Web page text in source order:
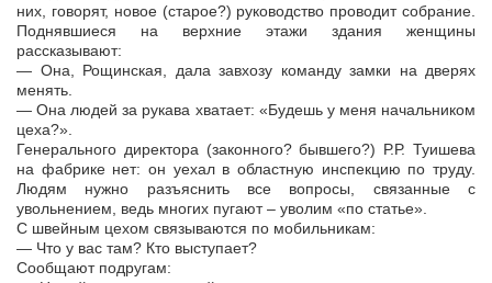
них, говорят, новое (старое?) руководство проводит собрание.
Поднявшиеся на верхние этажи здания женщины
рассказывают:
— Она, Рощинская, дала завхозу команду замки на дверях
менять.
— Она людей за рукава хватает: «Будешь у меня начальником
цеха?».
Генерального директора (законного? бывшего?) Р.Р. Туишева
на фабрике нет: он уехал в областную инспекцию по труду.
Людям нужно разъяснить все вопросы, связанные с
увольнением, ведь многих пугают – уволим «по статье».
С швейным цехом связываются по мобильникам:
— Что у вас там? Кто выступает?
Сообщают подругам: